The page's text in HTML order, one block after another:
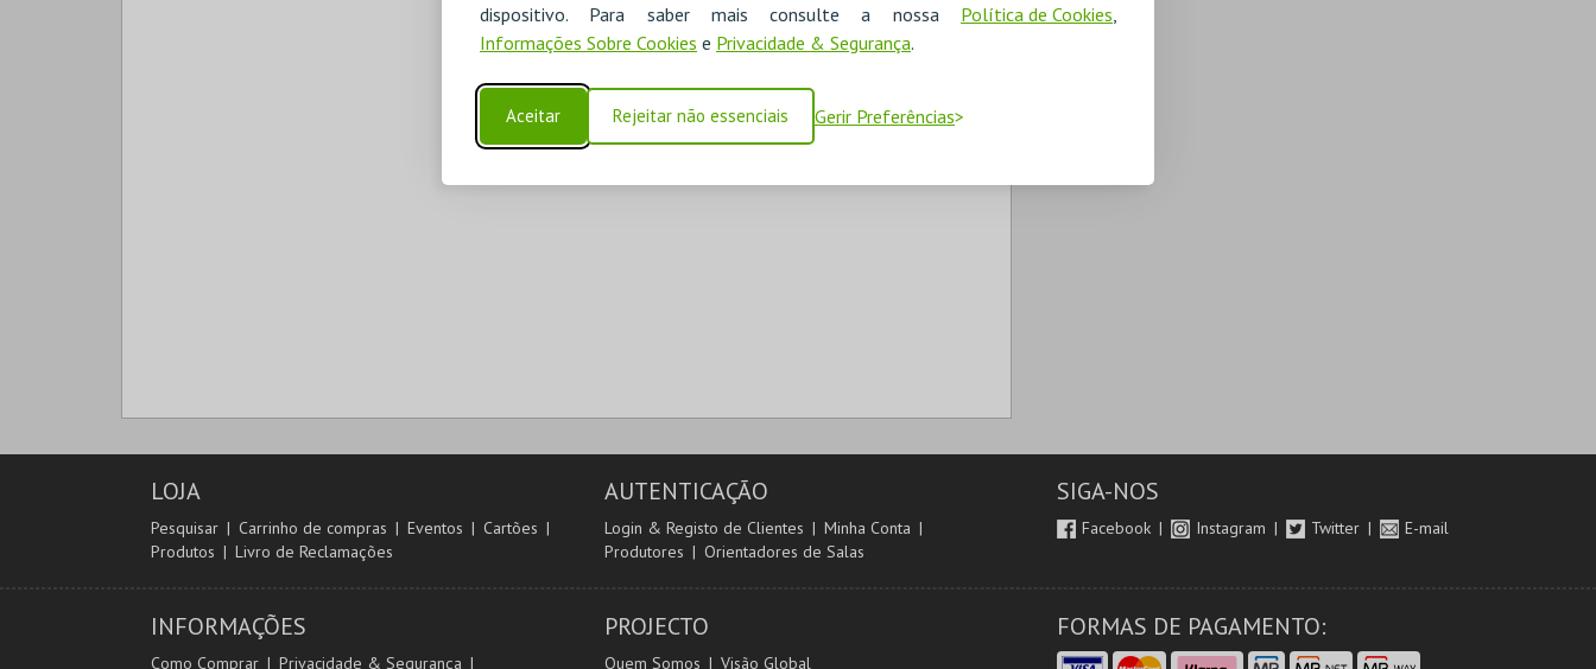
dispositivo. Para saber mais consulte a nossa Política de Cookies
Informações Sobre Cookies e Privacidade & Segurança.
Aceitar Rejeitar não essenciais Gerir Preferências
LOJA
Pesquisar Carrinho de compras Eventos
Cartões
Produtos
Livro de Reclamações
AUTENTICAÇÃO
Login & Registo de Clientes
Minha Conta
Produtores
Orientadores de Salas
SIGA-NOS
Facebook Instagram Twitter E-mail
INFORMAÇÕES
Como Comprar Privacidade & Segurança
PROJECTO
Quem Somos Visão Global
FORMAS DE PAGAMENTO: